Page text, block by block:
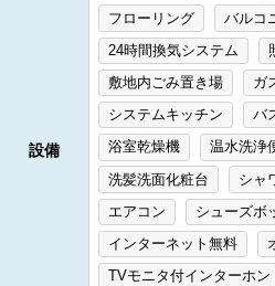
設備
フローリング
バルコ
24時間換気システム
敷地内ごみ置き場
ガ
システムキッチン
バ
浴室乾燥機
温水洗浄
洗髪洗面化粧台
シャ
エアコン
シューズボ
インターネット無料
TVモニタ付インターホン